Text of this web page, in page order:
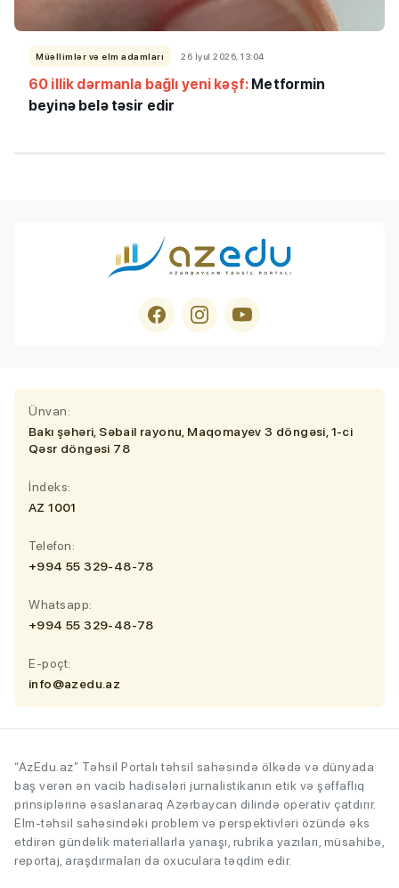
Müəllimlər və elm adamları 26 İyul 2026, 13:04
60 illik dərmanla bağlı yeni kəşf: Metformin
beyinə belə təsir edir
Ünvan:
Bakı şəhəri, Səbail rayonu, Maqomayev 3 döngəsi, 1-ci
Qəsr döngəsi 78
İndeks:
AZ 1001
Telefon:
+994 55 329-48-78
Whatsapp:
+994 55 329-48-78
E-poçt:
info@azedu.az
“AzEdu.az” Təhsil Portalı təhsil sahəsində ölkədə və dünyada
baş verən ən vacib hadisələri jurnalistikanın etik və şəffaflıq
prinsiplərinə əsaslanaraq Azərbaycan dilində operativ çatdırır.
Elm-təhsil sahəsindəki problem və perspektivləri özündə əks
etdirən gündəlik materiallarla yanaşı, rubrika yazıları, müsahibə,
reportaj, araşdırmaları da oxuculara təqdim edir.